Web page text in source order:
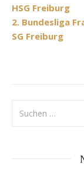
HSG Freiburg
2. Bundesliga
SG Freiburg